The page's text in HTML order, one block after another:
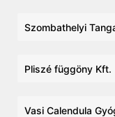
Szombathelyi
Pliszé függöny Kft.
Vasi Calendula